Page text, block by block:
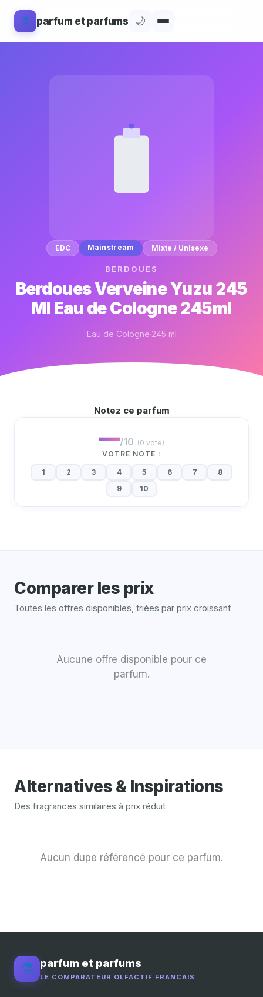
⚗️ parfum et parfums 🌙
EDC Mainstream Mixte / Unisexe
BERDOUES
Berdoues Verveine Yuzu 245
Ml Eau de Cologne 245ml
Eau de Cologne 245 ml
Notez ce parfum
—/10 (0 vote)
VOTRE NOTE :
1 2 3 4 5 6 7
8
9
10
Comparer les prix
Toutes les offres disponibles, triées par prix croissant
Aucune offre disponible pour ce
parfum.
Alternatives & Inspirations
Des fragrances similaires à prix réduit
Aucun dupe référencé pour ce parfum.
⚗️ parfum et parfums
LE COMPARATEUR OLFACTIF FRANCAIS